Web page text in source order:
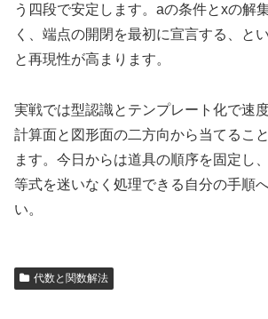
う四段で安定します。aの条件とxの解
く、端点の開閉を最初に宣言する、と
と再現性が高まります。
実戦では型認識とテンプレート化で速
計算面と図形面の二方向から当てるこ
ます。今日からは道具の順序を固定し
等式を迷いなく処理できる自分の手順
い。
代数と関数解法